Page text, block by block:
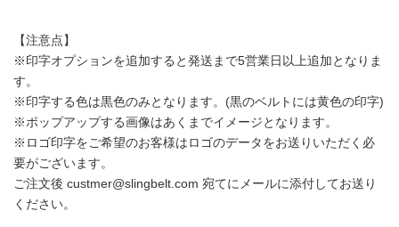
【注意点】
※印字オプションを追加すると発送まで5営業日以上追加となりま
す。
※印字する色は黒色のみとなります。(黒のベルトには黄色の印字)
※ポップアップする画像はあくまでイメージとなります。
※ロゴ印字をご希望のお客様はロゴのデータをお送りいただく必
要がございます。
ご注文後 custmer@slingbelt.com 宛てにメールに添付してお送り
ください。